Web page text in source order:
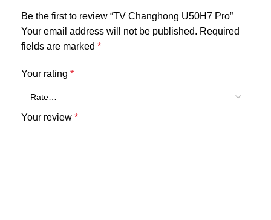
Be the first to review “TV Changhong U50H7 Pro”
Your email address will not be published. Required
fields are marked *
Your rating *
Your review *